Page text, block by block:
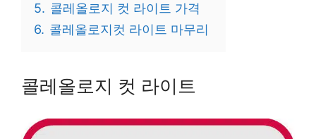
5. 콜레올로지 컷 라이트 가격
6. 콜레올로지컷 라이트 마무리
콜레올로지 컷 라이트